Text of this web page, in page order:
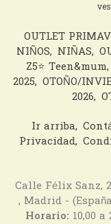
OUTLET
NIÑOS NIÑAS
Z5⭐️ Teen&mum
2025 OTOÑO/
2026
Ir arriba
Privacidad
Calle Félix Sanz,
, Madrid -
Horario: 10,00 a